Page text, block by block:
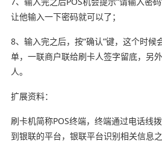
让他输入一下密码就可以了；
8、输入完之后，按“确认”键，这个时
单，一联商户联给刷卡人签字留底，另
人。
扩展资料：
刷卡机简称POS终端，终端通过电话线
到银联的平台，银联平台识别相关信息